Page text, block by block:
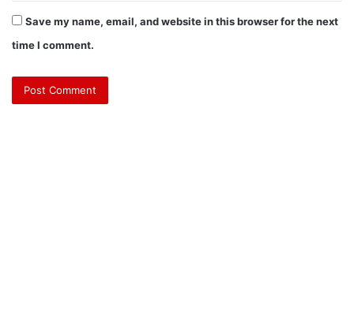
Save my name, email, and website in this browser for the next
time I comment.